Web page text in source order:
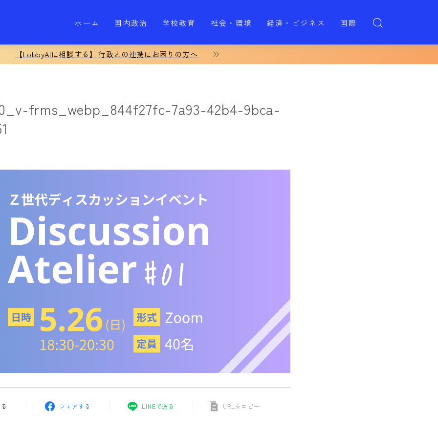
ホーム 国内政治 学校教育 社会・環境 経済・ビジネス 国際
【LobbyAIに相談する】 行政との連携にお困りの方へ
frms_webp_844f27fc-7a93-42b4-9bca-
シェアする LINEで送る URLをコピー